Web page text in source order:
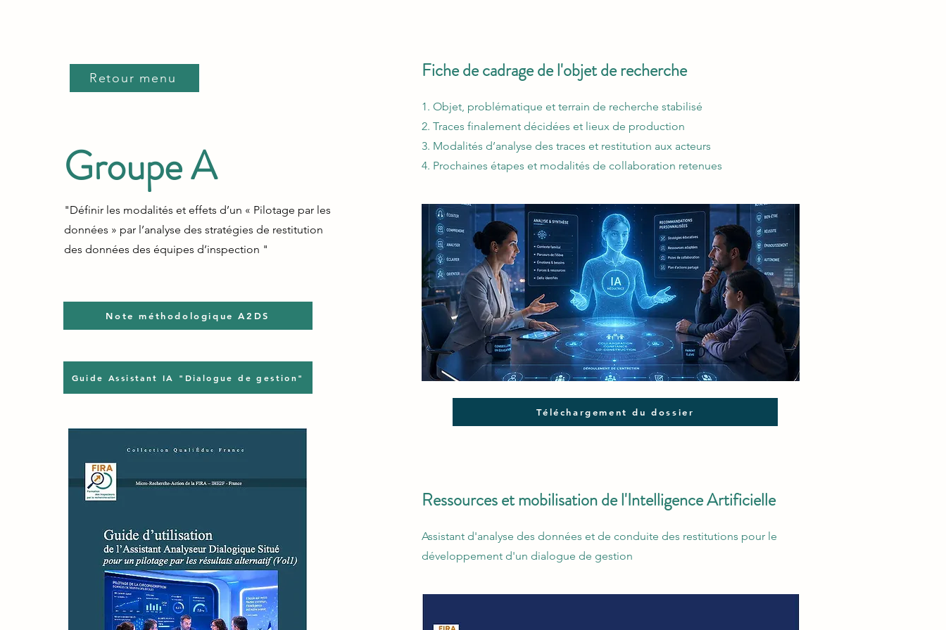
Retour menu
Groupe A
"Définir les modalités et effets d’un « Pilotage par les
données » par l’analyse des stratégies de restitution
des données des équipes d’inspection "
Note méthodologique A2DS
Guide Assistant IA "Dialogue de gestion"
Fiche de cadrage de l'objet de recherche
1. Objet, problématique et terrain de recherche stabilisé
2. Traces finalement décidées et lieux de production
3. Modalités d’analyse des traces et restitution aux acteurs
4. Prochaines étapes et modalités de collaboration retenues
Téléchargement du dossier
Ressources et mobilisation de l'Intelligence Artificielle
Assistant d'analyse des données et de conduite des restitutions pour le
développement d'un dialogue de gestion